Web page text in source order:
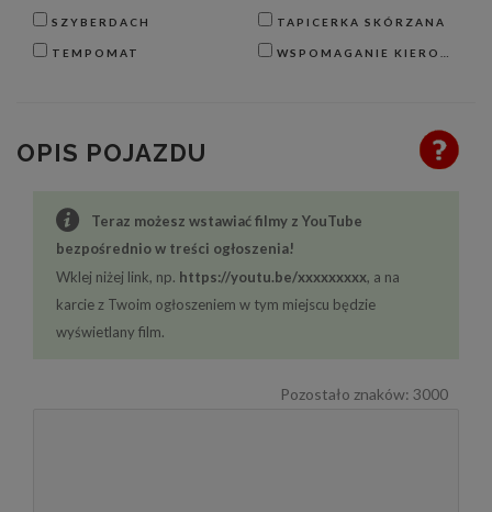
SZYBERDACH TAPICERKA SKÓRZANA
TEMPOMAT WSPOMAGANIE KIEROWNICY
OPIS POJAZDU
Teraz możesz wstawiać filmy z YouTube
bezpośrednio w treści ogłoszenia!
Wklej niżej link, np. https://youtu.be/xxxxxxxxx, a na
karcie z Twoim ogłoszeniem w tym miejscu będzie
wyświetlany film.
Pozostało znaków: 3000